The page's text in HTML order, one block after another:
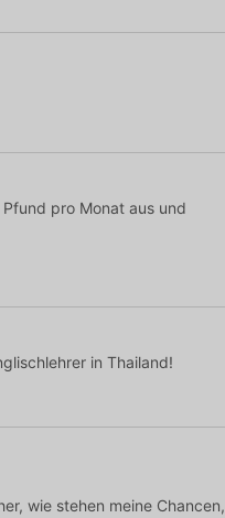
pro Monat aus und
in Thailand!
wie stehen meine Chancen,